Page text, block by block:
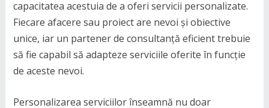
capacitatea acestuia de a oferi servicii personalizate.
Fiecare afacere sau proiect are nevoi și obiective
unice, iar un partener de consultanță eficient trebuie
să fie capabil să adapteze serviciile oferite în funcție
de aceste nevoi.
Personalizarea serviciilor înseamnă nu doar